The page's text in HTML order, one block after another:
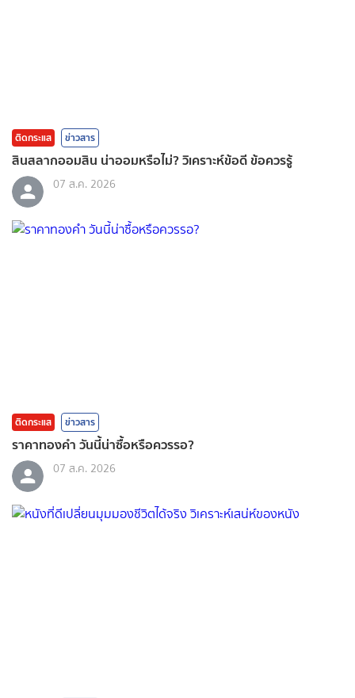
ติดกระแส ข่าวสาร
สินสลากออมสิน น่าออมหรือไม่? วิเคราะห์ข้อดี ข้อควรรู้
07 ส.ค. 2026
ติดกระแส ข่าวสาร
ราคาทองคํา วันนี้น่าซื้อหรือควรรอ?
07 ส.ค. 2026